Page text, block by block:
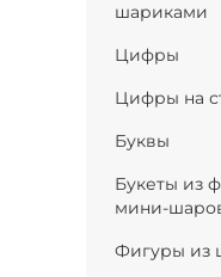
шариками
Цифры
Цифры на
Буквы
Букеты из
мини-
Фигуры из